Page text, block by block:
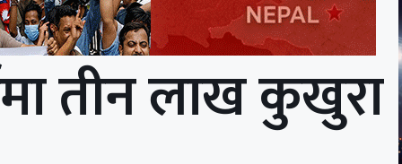
तीन लाख कुखुरा